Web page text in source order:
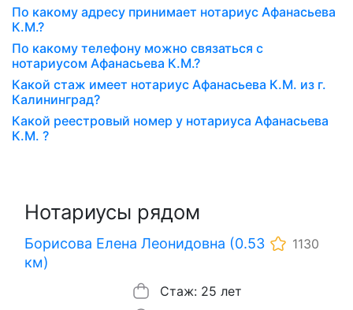
По какому адресу принимает нотариус Афанасьева
К.М.?
По какому телефону можно связаться с
нотариусом Афанасьева К.М.?
Какой стаж имеет нотариус Афанасьева К.М. из г.
Калининград?
Какой реестровый номер у нотариуса Афанасьева
К.М. ?
Нотариусы рядом
Борисова Елена Леонидовна (0.53
км)
1130
Стаж: 25 лет